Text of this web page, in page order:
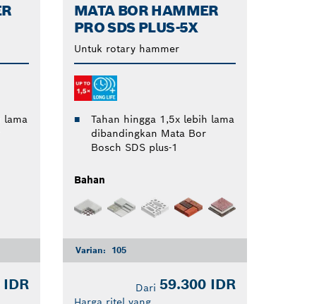
lama
MATA BOR HAMMER
PRO SDS PLUS-5X
Untuk rotary hammer
Tahan hingga 1,5x lebih lama
dibandingkan Mata Bor
Bosch SDS plus-1
Bahan
Varian: 105
Dari 59.300 IDR